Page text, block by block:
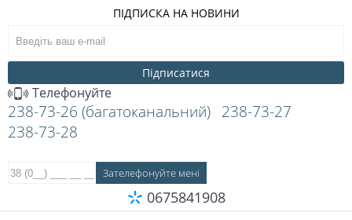
ПІДПИСКА НА НОВИНИ
Підписатися
Телефонуйте
238-73-26 (багатоканальний) 238-73-27
238-73-28
0675841908